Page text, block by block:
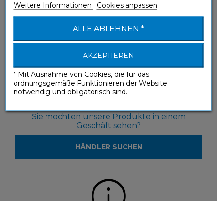
Sie haben eine Frage zu einem unserer
Produkte?
KONTAKTIEREN SIE UNS
Sie möchten unsere Produkte in einem
Geschäft sehen?
HÄNDLER SUCHEN
Weitere Informationen
Cookies anpassen
ALLE ABLEHNEN *
AKZEPTIEREN
* Mit Ausnahme von Cookies, die für das
ordnungsgemäße Funktionieren der Website
notwendig und obligatorisch sind.